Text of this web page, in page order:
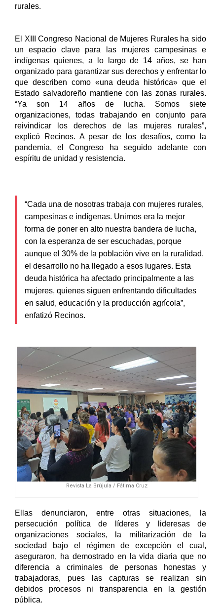
rurales.
El XIII Congreso Nacional de Mujeres Rurales ha sido
un espacio clave para las mujeres campesinas e
indígenas quienes, a lo largo de 14 años, se han
organizado para garantizar sus derechos y enfrentar lo
que describen como «una deuda histórica» que el
Estado salvadoreño mantiene con las zonas rurales.
“Ya son 14 años de lucha. Somos siete
organizaciones, todas trabajando en conjunto para
reivindicar los derechos de las mujeres rurales”,
explicó
Recinos. A pesar de los desafíos, como la
pandemia, el Congreso ha seguido adelante con
espíritu de unidad y resistencia.
“Cada una de nosotras trabaja con mujeres rurales,
campesinas e indígenas. Unirnos era la mejor
forma de poner en alto nuestra bandera de lucha,
con la esperanza de ser escuchadas, porque
aunque el 30% de la población vive en la ruralidad,
el desarrollo no ha llegado a esos lugares. Esta
deuda histórica ha afectado principalmente a las
mujeres, quienes siguen enfrentando dificultades
en salud, educación y la producción agrícola”,
enfatizó Recinos.
Revista La Brújula / Fátima Cruz
Ellas denunciaron, entre otras situaciones, la
persecución política de líderes y lideresas de
organizaciones sociales, la militarización de la
sociedad bajo el régimen de excepción el cual,
aseguraron, ha demostrado en la vida diaria que no
diferencia a criminales de personas honestas y
trabajadoras, pues las capturas se realizan sin
debidos procesos ni transparencia en la gestión
pública.